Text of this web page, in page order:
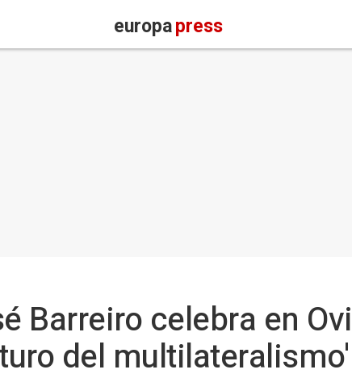
europapress
Barreiro celebra en
del